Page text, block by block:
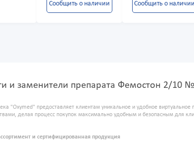
Сообщить о наличии
Сообщить о наличии
и заменители препарата Фемостон 2/10
"Oxymed" предоставляет клиентам уникальное и удобное
делая процесс покупок максимально удобным и безопасным для
и сертифицированная продукция